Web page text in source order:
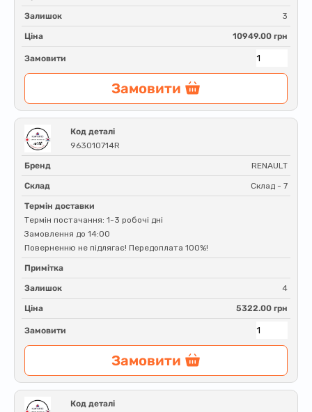
Залишок 3
Ціна 10949.00 грн
Замовити
Замовити
Код деталі
963010714R
Бренд RENAULT
Склад Склад - 7
Термін доставки
Термін постачання: 1-3 робочі дні
Замовлення до 14:00
Поверненню не підлягає! Передоплата 100%!
Примітка
Залишок 4
Ціна 5322.00 грн
Замовити
Замовити
Код деталі